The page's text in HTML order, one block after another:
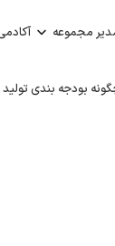
مجموعه
بودجه‌ بندی